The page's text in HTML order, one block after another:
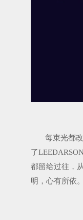
语
每束光都改
了
都留给过往，
明，心有所依。